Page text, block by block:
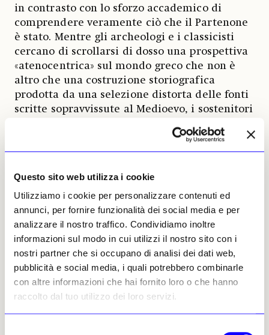
Questo sito web utilizza i cookie
Utilizziamo i cookie per personalizzare contenuti ed
annunci, per fornire funzionalità dei social media e per
analizzare il nostro traffico. Condividiamo inoltre
informazioni sul modo in cui utilizzi il nostro sito con i
nostri partner che si occupano di analisi dei dati web,
pubblicità e social media, i quali potrebbero combinarle
con altre informazioni che hai fornito loro o che hanno
raccolto dal tuo utilizzo dei loro servizi.
in contrasto con lo sforzo accademico di
comprendere veramente ciò che il Partenone
è stato. Mentre gli archeologi e i classicisti
cercano di scrollarsi di dosso una prospettiva
«atenocentrica» sul mondo greco che non è
altro che una costruzione storiografica
prodotta da una selezione distorta delle fonti
scritte sopravvissute al Medioevo, i sostenitori
che guardiamo al Partenone come all’epitome
di un’intera civiltà. Mentre attaccano il British
omettono opportunamente di informare il
pubblico sullo spietato imperialismo che ha
prodotto la ricchezza utilizzata per costruire
il programma di Pericle. E il fatto che ai
tempi di Elgin alla maggioranza dei greci non
importasse nulla del destino del Partenone,
viene opportunamente dimenticato dietro la
storia di una Grecia «senza voce».
Non avendo argomenti i fautori del rimpatrio